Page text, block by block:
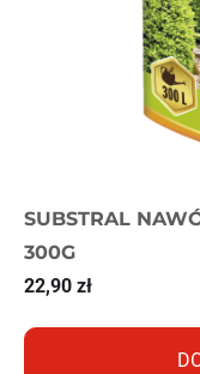
SUBSTRAL
300G
22,90 zł